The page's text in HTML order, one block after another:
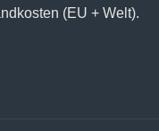
(EU + Welt).